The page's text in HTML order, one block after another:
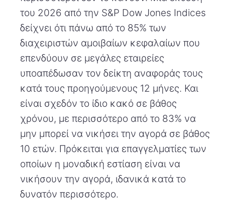
του 2026 από την S&P Dow Jones Indices
δείχνει ότι πάνω από το 85% των
διαχειριστών αμοιβαίων κεφαλαίων που
επενδύουν σε μεγάλες εταιρείες
υποαπέδωσαν τον δείκτη αναφοράς τους
κατά τους προηγούμενους 12 μήνες. Και
είναι σχεδόν το ίδιο κακό σε βάθος
χρόνου, με περισσότερο από το 83% να
μην μπορεί να νικήσει την αγορά σε βάθος
10 ετών. Πρόκειται για επαγγελματίες των
οποίων η μοναδική εστίαση είναι να
νικήσουν την αγορά, ιδανικά κατά το
δυνατόν περισσότερο.